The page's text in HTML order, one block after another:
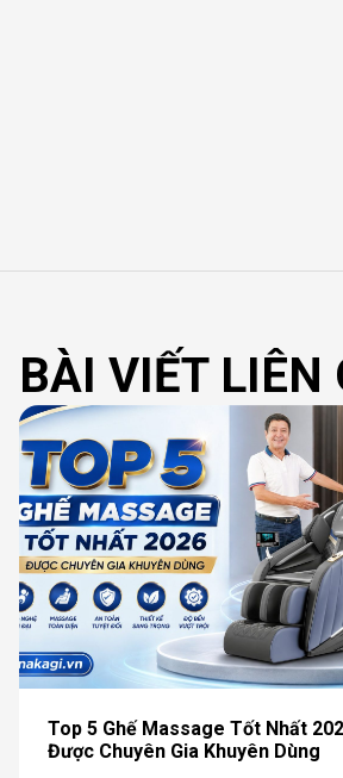
BÀI VIẾT LIÊN
Top 5 Ghế Massage Tốt Nhất
Được Chuyên Gia Khuyên Dùng